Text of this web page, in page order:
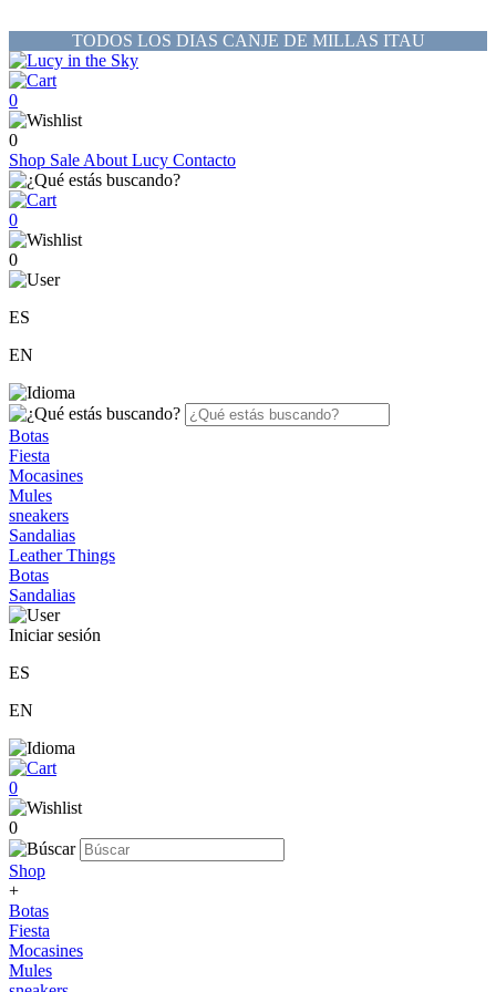
TODOS LOS DIAS CANJE DE MILLAS ITAU
0
0
Shop Sale About Lucy Contacto
0
0
ES
EN
Botas
Fiesta
Mocasines
Mules
sneakers
Sandalias
Leather Things
Botas
Sandalias
Iniciar sesión
ES
EN
0
0
Shop
+
Botas
Fiesta
Mocasines
Mules